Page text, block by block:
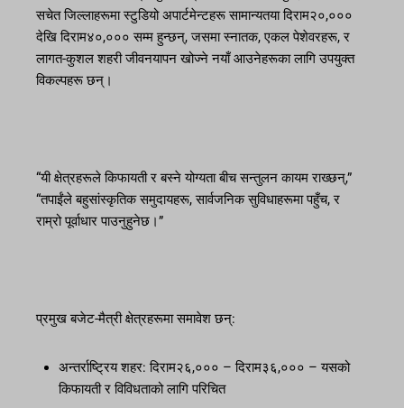
सचेत जिल्लाहरूमा स्टुडियो अपार्टमेन्टहरू सामान्यतया दिराम२०,०००
देखि दिराम४०,००० सम्म हुन्छन्, जसमा स्नातक, एकल पेशेवरहरू, र
लागत-कुशल शहरी जीवनयापन खोज्ने नयाँ आउनेहरूका लागि उपयुक्त
विकल्पहरू छन्।
“यी क्षेत्रहरूले किफायती र बस्ने योग्यता बीच सन्तुलन कायम राख्छन्,”
“तपाईंले बहुसांस्कृतिक समुदायहरू, सार्वजनिक सुविधाहरूमा पहुँच, र
राम्रो पूर्वाधार पाउनुहुनेछ।”
प्रमुख बजेट-मैत्री क्षेत्रहरूमा समावेश छन्:
अन्तर्राष्ट्रिय शहर: दिराम२६,००० – दिराम३६,००० – यसको
किफायती र विविधताको लागि परिचित